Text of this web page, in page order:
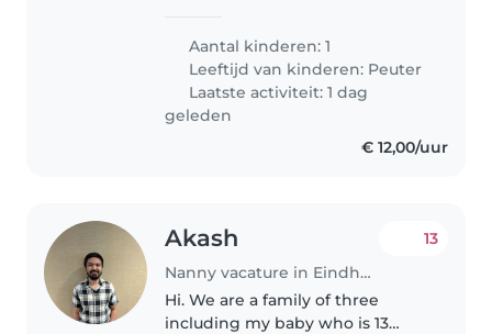
ervaring met peuters die ook ‘s
nachts bij zich thuis kan
oppassen als hij slaapt. En hem
kan hulpen..
Aantal kinderen: 1
Leeftijd van kinderen: Peuter
Laatste activiteit: 1 dag
geleden
€ 12,00/uur
Akash
Nanny vacature in Eindhoven
13
Hi. We are a family of three
including my baby who is 13